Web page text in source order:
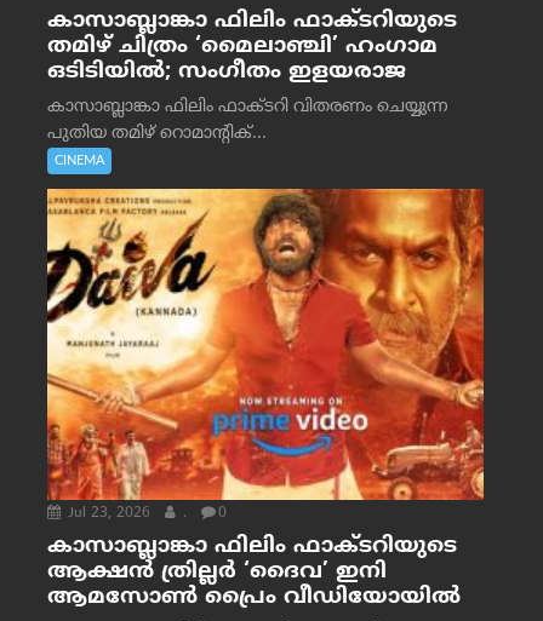
കാസാബ്ലാങ്കാ ഫിലിം ഫാക്ടറിയുടെ
തമിഴ് ചിത്രം ‘മൈലാഞ്ചി’ ഹംഗാമ
ഒടിടിയിൽ; സംഗീതം ഇളയരാജ
കാസാബ്ലാങ്കാ ഫിലിം ഫാക്ടറി വിതരണം ചെയ്യുന്ന
പുതിയ തമിഴ് റൊമാന്റിക്...
CINEMA
Jul 23, 2026 . 0
കാസാബ്ലാങ്കാ ഫിലിം ഫാക്ടറിയുടെ
ആക്ഷൻ ത്രില്ലർ ‘ദൈവ’ ഇനി
ആമസോൺ പ്രൈം വീഡിയോയിൽ